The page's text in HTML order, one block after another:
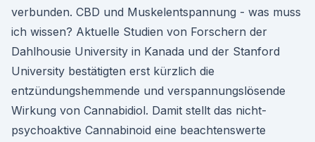
verbunden. CBD und Muskelentspannung - was muss
ich wissen? Aktuelle Studien von Forschern der
Dahlhousie University in Kanada und der Stanford
University bestätigten erst kürzlich die
entzündungshemmende und verspannungslösende
Wirkung von Cannabidiol. Damit stellt das nicht-
psychoaktive Cannabinoid eine beachtenswerte